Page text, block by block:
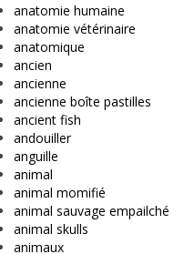
anatomie humaine
anatomie vétérinaire
anatomique
ancien
ancienne
ancienne boîte pastilles
ancient fish
andouiller
anguille
animal
animal momifié
animal sauvage empailché
animal skulls
animaux